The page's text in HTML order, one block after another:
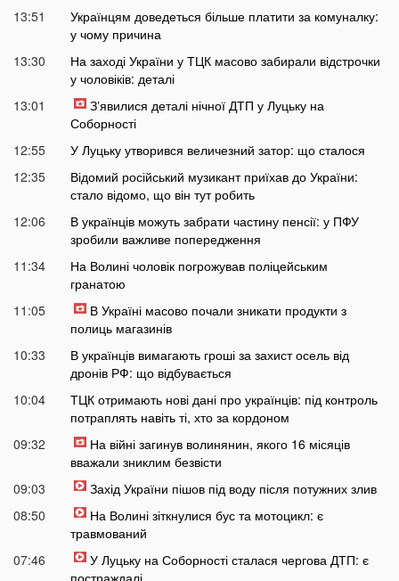
13:51
Українцям доведеться більше платити за комуналку:
у чому причина
13:30
На заході України у ТЦК масово забирали відстрочки
у чоловіків: деталі
13:01
Зʼявилися деталі нічної ДТП у Луцьку на
Соборності
12:55
У Луцьку утворився величезний затор: що сталося
12:35
Відомий російський музикант приїхав до України:
стало відомо, що він тут робить
12:06
В українців можуть забрати частину пенсії: у ПФУ
зробили важливе попередження
11:34
На Волині чоловік погрожував поліцейським
гранатою
11:05
В Україні масово почали зникати продукти з
полиць магазинів
10:33
В українців вимагають гроші за захист осель від
дронів РФ: що відбувається
10:04
ТЦК отримають нові дані про українців: під контроль
потраплять навіть ті, хто за кордоном
09:32
На війні загинув волинянин, якого 16 місяців
вважали зниклим безвісти
09:03
Захід України пішов під воду після потужних злив
08:50
На Волині зіткнулися бус та мотоцикл: є
травмований
07:46
У Луцьку на Соборності сталася чергова ДТП: є